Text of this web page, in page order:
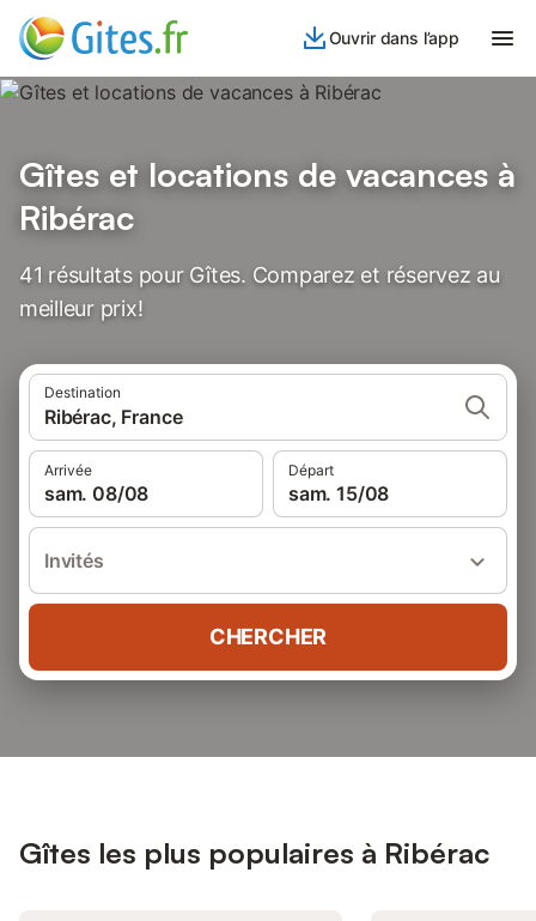
Ouvrir dans l’app
Gîtes et locations de vacances à
Ribérac
41 résultats pour Gîtes. Comparez et réservez au
meilleur prix!
Destination
Ribérac, France
Arrivée
sam. 08/08
Départ
sam. 15/08
Invités
CHERCHER
Gîtes les plus populaires à Ribérac